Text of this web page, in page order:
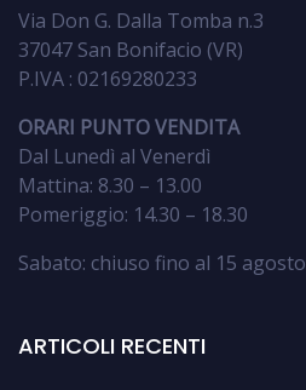
Via Don G. Dalla Tomba n.3
37047 San Bonifacio (VR)
P.IVA : 02169280233
ORARI PUNTO VENDITA
Dal Lunedì al Venerdì
Mattina: 8.30 – 13.00
Pomeriggio: 14.30 – 18.30
Sabato: chiuso fino al 15 agosto
ARTICOLI RECENTI